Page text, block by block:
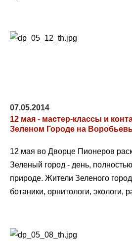
07.05.2014
12 мая - мастер-классы и
Зеленом Городе на
12 мая во Дворце Пионеров
Зеленый город - день,
природе. Жители Зеленого
ботаники, орнитологи, экологи,